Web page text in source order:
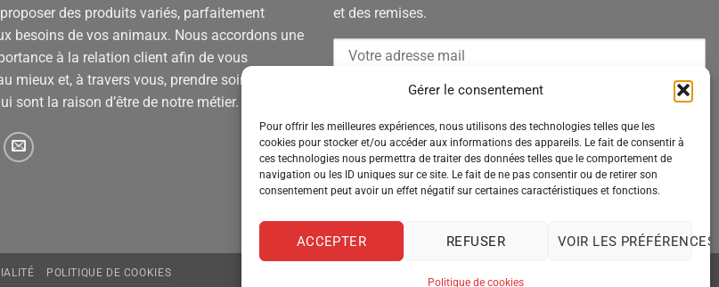
Gérer le consentement
Pour offrir les meilleures expériences, nous utilisons des technologies telles que les
cookies pour stocker et/ou accéder aux informations des appareils. Le fait de consentir à
ces technologies nous permettra de traiter des données telles que le comportement de
navigation ou les ID uniques sur ce site. Le fait de ne pas consentir ou de retirer son
consentement peut avoir un effet négatif sur certaines caractéristiques et fonctions.
ACCEPTER REFUSER VOIR LES PRÉFÉRENCES
Politique de cookies
des produits variés, parfaitement
besoins de vos animaux. Nous accordons une
à la relation client afin de vous
mieux et, à travers vous, prendre soin de vos
sont la raison d’être de notre métier.
et des remises.
POLITIQUE DE COOKIES